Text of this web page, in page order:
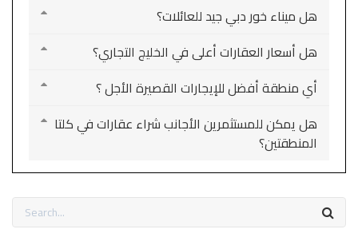
هل ميناء خور دبي جيد للعائلات؟
هل أسعار العقارات أعلى في الخليج التجاري؟
أي منطقة أفضل للإيجارات القصيرة الأجل ؟
هل يمكن للمستثمرين الأجانب شراء عقارات في كلتا
المنطقتين؟